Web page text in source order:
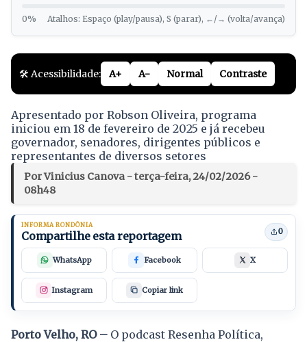
0% Atalhos: Espaço (play/pausa), S (parar), ←/→ (volta/avança)
🛠️ Acessibilidade: A+ A- Normal Contraste
Apresentado por Robson Oliveira, programa
iniciou em 18 de fevereiro de 2025 e já recebeu
governador, senadores, dirigentes públicos e
representantes de diversos setores
Por Vinicius Canova - terça-feira, 24/02/2026 -
08h48
INFORMA RONDÔNIA
Compartilhe esta reportagem 0
WhatsApp Facebook X
Instagram Copiar link
Porto Velho, RO – O podcast Resenha Política,